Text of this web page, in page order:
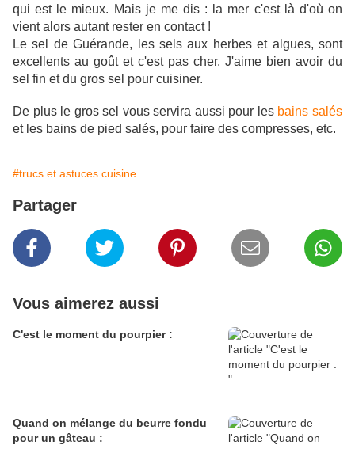
qui est le mieux. Mais je me dis : la mer c'est là d'où on
vient alors autant rester en contact !
Le sel de Guérande, les sels aux herbes et algues, sont
excellents au goût et c'est pas cher. J'aime bien avoir du
sel fin et du gros sel pour cuisiner.
De plus le gros sel vous servira aussi pour les bains salés
et les bains de pied salés, pour faire des compresses, etc.
#trucs et astuces cuisine
Partager
Vous aimerez aussi
C'est le moment du pourpier :
Quand on mélange du beurre fondu
pour un gâteau :